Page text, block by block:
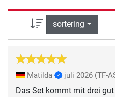
sortering
Matilda juli 2026 (TF-
Das Set kommt mit drei